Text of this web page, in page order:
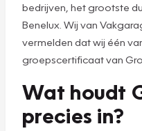
bedrijven, het grootste
Benelux. Wij van
vermelden dat wij één
groepscertificaat van
Wat houdt
precies in?